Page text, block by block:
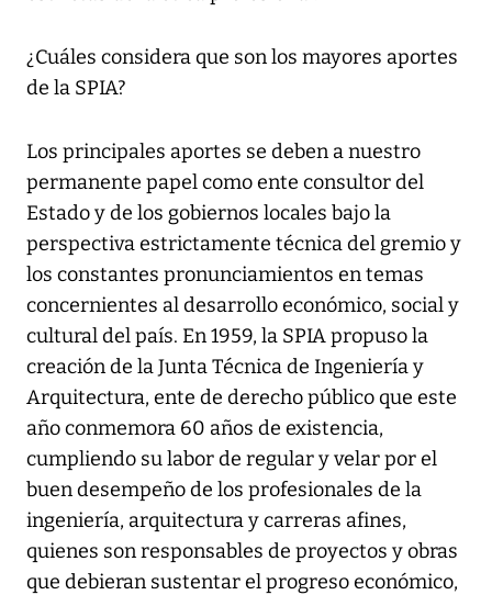
¿Cuáles considera que son los mayores aportes
de la SPIA?
Los principales aportes se deben a nuestro
permanente papel como ente consultor del
Estado y de los gobiernos locales bajo la
perspectiva estrictamente técnica del gremio y
los constantes pronunciamientos en temas
concernientes al desarrollo económico, social y
cultural del país. En 1959, la SPIA propuso la
creación de la Junta Técnica de Ingeniería y
Arquitectura, ente de derecho público que este
año conmemora 60 años de existencia,
cumpliendo su labor de regular y velar por el
buen desempeño de los profesionales de la
ingeniería, arquitectura y carreras afines,
quienes son responsables de proyectos y obras
que debieran sustentar el progreso económico,